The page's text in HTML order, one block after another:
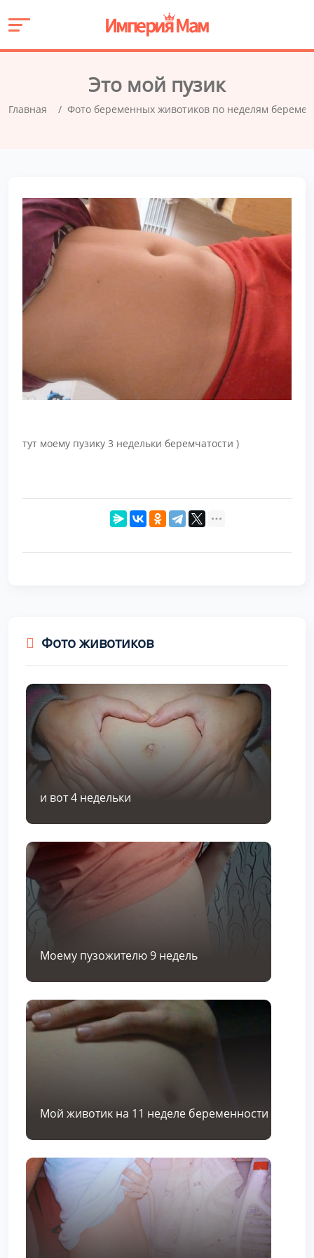
Это мой пузик
Главная Фото беременных животиков по неделям
тут моему пузику 3 недельки беремчатости )
Фото животиков
и вот 4 недельки
Моему пузожителю 9 недель
Мой животик на 11 неделе беременности